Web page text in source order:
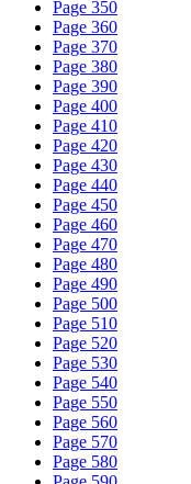
Page 350
Page 360
Page 370
Page 380
Page 390
Page 400
Page 410
Page 420
Page 430
Page 440
Page 450
Page 460
Page 470
Page 480
Page 490
Page 500
Page 510
Page 520
Page 530
Page 540
Page 550
Page 560
Page 570
Page 580